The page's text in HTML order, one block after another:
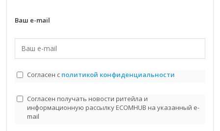
Ваш e-mail
Согласен с политикой конфиденциальности
Согласен получать новости ритейла и
информационную рассылку ECOMHUB на указанный e-
mail